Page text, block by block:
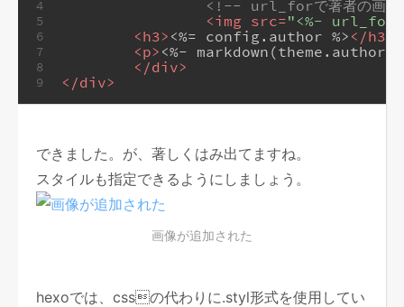
4
5
6
7
8
9
<!-- url_forで著者の画像
<img src="<%-
<h3> <%= config.author %> </h3
<p> <%-
</div>
</div>
できました。が、著しくはみ出てますね。
スタイルも指定できるようにしましょう。
画像が追加された
hexoでは、cssの代わりに.styl形式を使用してい